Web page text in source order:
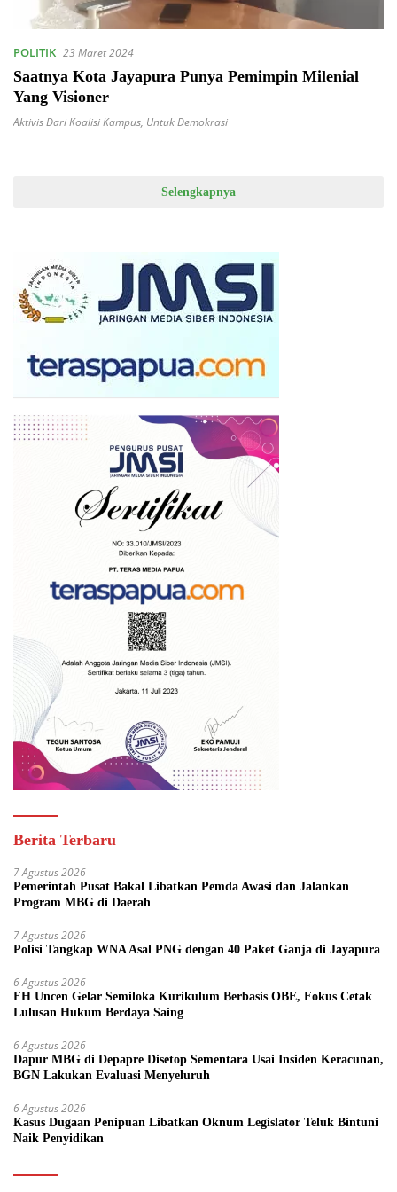
POLITIK 23 Maret 2024
Saatnya Kota Jayapura Punya Pemimpin Milenial
Yang Visioner
Aktivis Dari Koalisi Kampus, Untuk Demokrasi
Selengkapnya
Berita Terbaru
7 Agustus 2026
Pemerintah Pusat Bakal Libatkan Pemda Awasi dan Jalankan
Program MBG di Daerah
7 Agustus 2026
Polisi Tangkap WNA Asal PNG dengan 40 Paket Ganja di Jayapura
6 Agustus 2026
FH Uncen Gelar Semiloka Kurikulum Berbasis OBE, Fokus Cetak
Lulusan Hukum Berdaya Saing
6 Agustus 2026
Dapur MBG di Depapre Disetop Sementara Usai Insiden Keracunan,
BGN Lakukan Evaluasi Menyeluruh
6 Agustus 2026
Kasus Dugaan Penipuan Libatkan Oknum Legislator Teluk Bintuni
Naik Penyidikan